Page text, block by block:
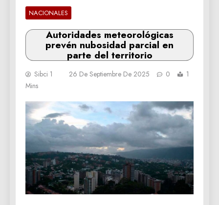
NACIONALES
Autoridades meteorológicas
prevén nubosidad parcial en
parte del territorio
Sibci 1 26 De Septiembre De 2025 0
1
Mins